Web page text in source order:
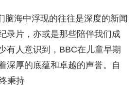
脑海中浮现的往往是深度的新闻
录片，亦或是那些陪伴我们成
有人意识到，BBC在儿童早期
深厚的底蕴和卓越的声誉。自
秉持